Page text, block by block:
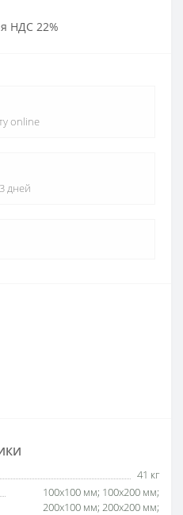
НДС 22%
online
дней
41 кг
100x100 мм; 100x200 мм;
200x100 мм; 200x200 мм;